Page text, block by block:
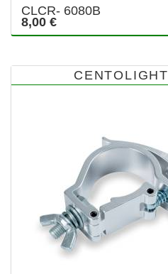
CLCR- 6080B
8,00 €
CENTOLIGHT